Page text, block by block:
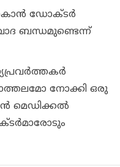
ഡോക്ടർ
ബന്ധമുണ്ടെന്ന്
നോക്കി ഒരു
മെഡിക്കൽ